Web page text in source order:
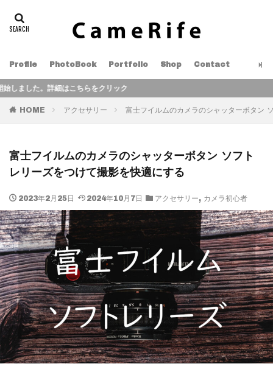
Profile PhotoBook Portfolio Shop Contact
こちらをクリック
HOME アクセサリー 富士フイルムのカメラのシャッターボタン
富士フイルムのカメラのシャッターボタン ソフト
レリーズをつけて撮影を快適にする
2023年2月25日 2024年10月7日 アクセサリー, カメラ初心者